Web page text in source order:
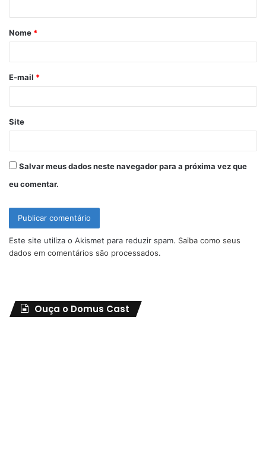
á
r
*
Nome *
E-mail *
Site
Salvar meus dados neste navegador para a próxima vez que
eu comentar.
Este site utiliza o Akismet para reduzir spam. Saiba como seus
dados em comentários são processados.
Ouça o Domus Cast